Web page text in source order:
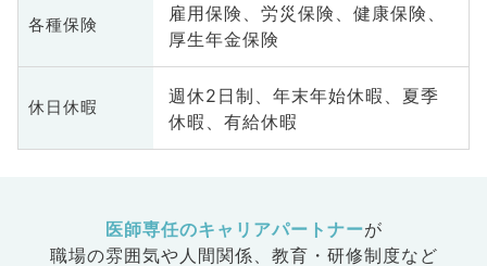
各種保険
雇用保険、労災保険、健康保険、
厚生年金保険
休日休暇
週休2日制、年末年始休暇、夏季
休暇、有給休暇
医師専任のキャリアパートナーが
職場の雰囲気や人間関係、 教育・研修制度など